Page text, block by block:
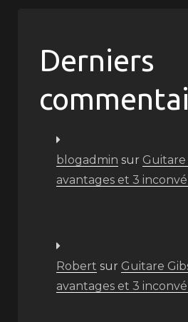
Derniers
blogadmin sur Guitare
avantages et 3
Robert sur Guitare
avantages et 3